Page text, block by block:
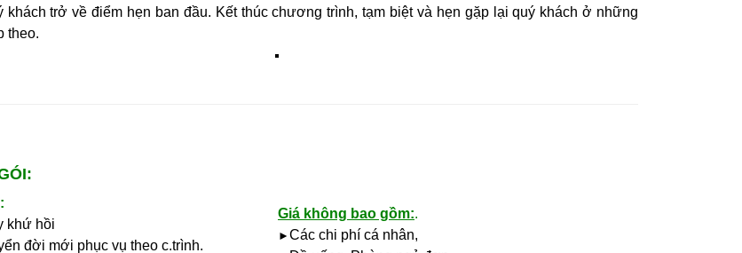
khách trở về điểm hẹn ban đầu. Kết thúc chương trình, tạm biệt và hẹn gặp lại quý khách ở những
theo.
:
khứ hồi
đời mới phục vụ theo c.trình.
Giá không bao gồm:.
► Các chi phí cá nhân,